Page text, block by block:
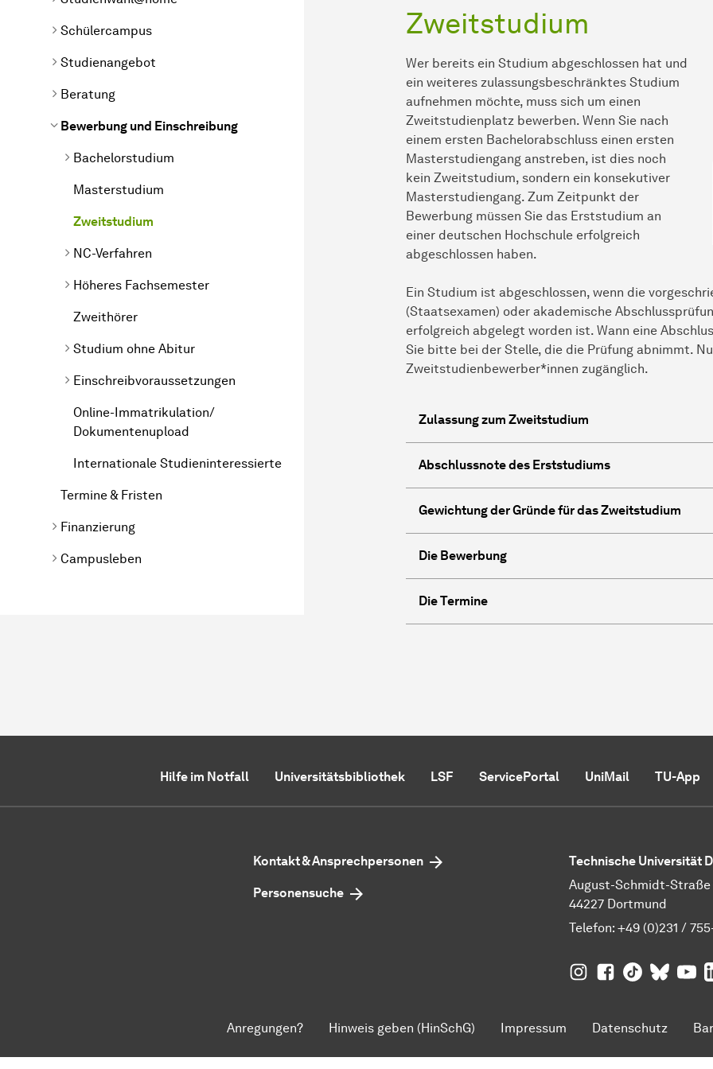
Schülercampus
Studienangebot
Beratung
Bewerbung und Einschreibung
Bachelorstudium
Masterstudium
Zweitstudium
NC-Verfahren
Höheres Fachsemester
Zweithörer
Studium ohne Abitur
Einschreibvoraussetzungen
Online-Immatrikulation/
Dokumentenupload
Internationale Studieninteressierte
Termine & Fristen
Finanzierung
Campusleben
Zweitstudium
Wer bereits ein Studium abgeschlossen hat und
ein weiteres zulassungsbeschränktes Studium
aufnehmen möchte, muss sich um einen
Zweitstudienplatz bewerben. Wenn Sie nach
einem ersten Bachelorabschluss einen ersten
Masterstudiengang anstreben, ist dies noch
kein Zweitstudium, sondern ein konsekutiver
Masterstudiengang. Zum Zeitpunkt der
Bewerbung müssen Sie das Erststudium an
einer deutschen Hochschule erfolgreich
abgeschlossen haben.
Ein Studium ist abgeschlossen, wenn die
(Staatsexamen) oder akademische
erfolgreich abgelegt worden ist. Wann eine
Sie bitte bei der Stelle, die die Prüfung abnimmt.
Zweitstudienbewerber*innen zugänglich.
Zulassung zum Zweitstudium
Abschlussnote des Erststudiums
Gewichtung der Gründe für das Zweitstudium
Die Bewerbung
Die Termine
Hilfe im Notfall Universitätsbibliothek LSF ServicePortal UniMail TU-App
Kontakt & Ansprechpersonen
Personensuche
Technische Universität
August-Schmidt-Straße
44227 Dortmund
Telefon: +49 (0)231 /
TU Dortmund auf
TU Dortmund
TU TU
Anregungen? Hinweis geben (HinSchG) Impressum Datenschutz